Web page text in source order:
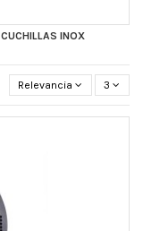
CUCHILLAS INOX
Relevancia 3